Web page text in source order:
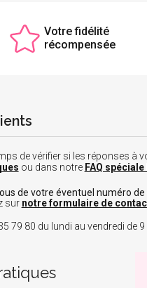
Votre fidélité
récompensée
de vérifier si les réponses à
ou dans notre FAQ
de votre éventuel numéro
sur notre formulaire de
79 80 du lundi au vendredi de